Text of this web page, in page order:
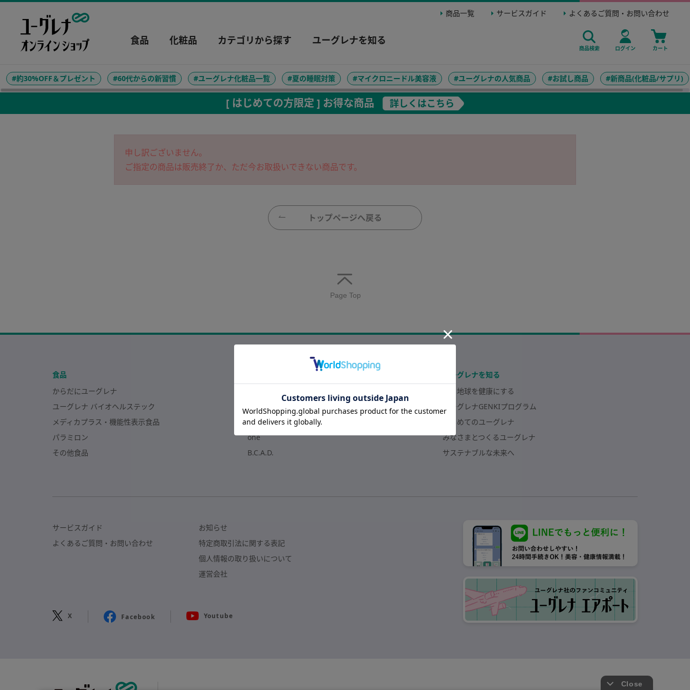
ログイン
商品検索 カート
[ はじめての方限定 ] お得な商品 詳しくはこちら
食品 化粧品 カテゴリから探す ユーグレナを知る
商品一覧 サービスガイド よくあるご質問・お問い合わせ
#約30%OFF＆プレゼント #60代からの新習慣 #ユーグレナ化粧品一覧 #夏の睡眠対策 #マイクロニードル美容液 #ユーグレナの人気商品 #お試し商品 #新商品(化粧品/サプリ)
申し訳ございません。
ご指定の商品は販売終了か、ただ今お取扱いできない商品です。
トップページへ戻る
食品
からだにユーグレナ
ユーグレナ バイオヘルステック
メディカプラス・機能性表示食品
パラミロン
その他食品
CONC
ONE プレシャス
one
B.C.A.D.
ユーグレナを知る
人と地球を健康にする
ユーグレナGENKIプログラム
はじめてのユーグレナ
みなさまとつくるユーグレナ
サステナブルな未来へ
サービスガイド
よくあるご質問・ お問い合わせ
お知らせ
特定商取引法に関する表記
個人情報の取り扱いについて
運営会社
X Facebook Youtube